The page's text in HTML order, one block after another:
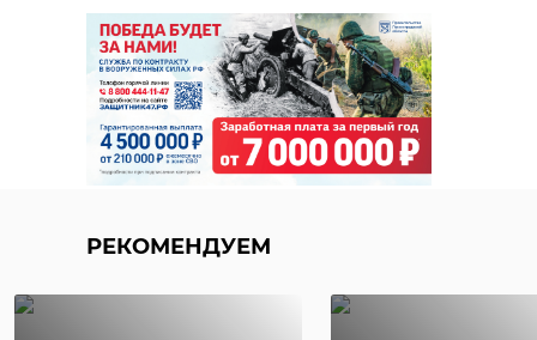
РЕКОМЕНДУЕМ
РЕКОМЕНДУЕМ
При помощи
"оживили" сюжет
...
порядок